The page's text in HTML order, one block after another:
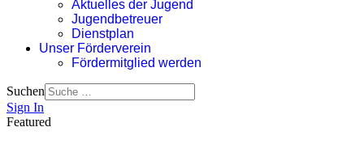
Aktuelles der Jugend
Jugendbetreuer
Dienstplan
Unser Förderverein
Fördermitglied werden
Suchen
Sign In
Featured